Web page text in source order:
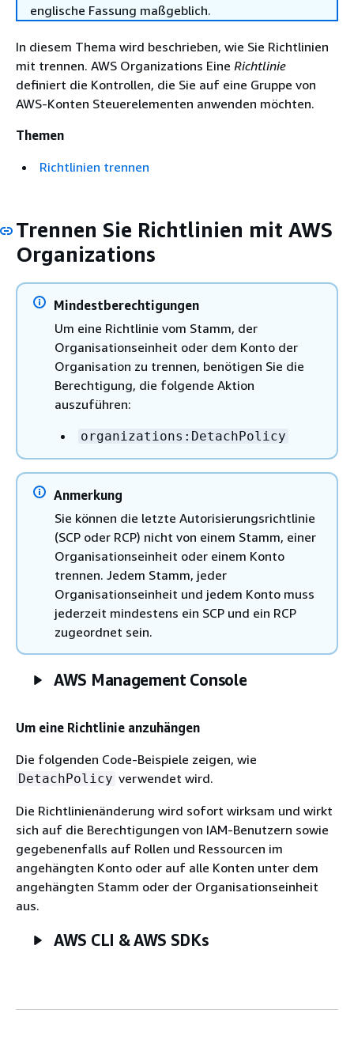
englische Fassung maßgeblich.
In diesem Thema wird beschrieben, wie Sie Richtlinien
mit trennen. AWS Organizations Eine Richtlinie
definiert die Kontrollen, die Sie auf eine Gruppe von
AWS-Konten Steuerelementen anwenden möchten.
Themen
Richtlinien trennen
Trennen Sie Richtlinien mit AWS
Organizations
Mindestberechtigungen
Um eine Richtlinie vom Stamm, der
Organisationseinheit oder dem Konto der
Organisation zu trennen, benötigen Sie die
Berechtigung, die folgende Aktion
auszuführen:
organizations:DetachPolicy
Anmerkung
Sie können die letzte Autorisierungsrichtlinie
(SCP oder RCP) nicht von einem Stamm, einer
Organisationseinheit oder einem Konto
trennen. Jedem Stamm, jeder
Organisationseinheit und jedem Konto muss
jederzeit mindestens ein SCP und ein RCP
zugeordnet sein.
AWS Management Console
Um eine Richtlinie anzuhängen
Die folgenden Code-Beispiele zeigen, wie
DetachPolicy verwendet wird.
Die Richtlinienänderung wird sofort wirksam und wirkt
sich auf die Berechtigungen von IAM-Benutzern sowie
gegebenenfalls auf Rollen und Ressourcen im
angehängten Konto oder auf alle Konten unter dem
angehängten Stamm oder der Organisationseinheit
aus.
AWS CLI & AWS SDKs